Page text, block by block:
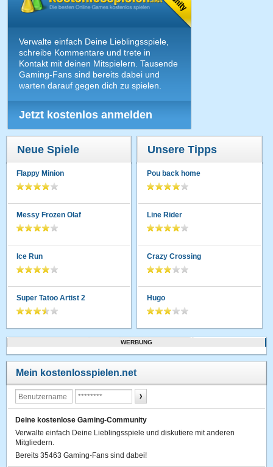
Verwalte einfach Deine Lieblingsspiele,
schreibe Kommentare und trete in
Kontakt mit deinen Mitspielern. Tausende
Gaming-Fans sind bereits dabei und
warten darauf gegen dich zu spielen.
Jetzt kostenlos anmelden
Neue Spiele
Flappy Minion
Messy Frozen Olaf
Ice Run
Super Tatoo Artist 2
Unsere Tipps
Pou back home
Line Rider
Crazy Crossing
Hugo
WERBUNG
Mein kostenlosspielen.net
Deine kostenlose Gaming-Community
Verwalte einfach Deine Lieblingsspiele und diskutiere mit anderen
Mitgliedern.
Bereits 35463 Gaming-Fans sind dabei!